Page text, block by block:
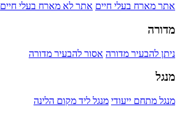
אתר מארח בעלי חיים אתר לא מארח בעלי חיים
מדורה
ניתן להבעיר מדורה אסור להבעיר מדורה
מנגל
מנגל מתחם ייעודי מנגל ליד מקום הלינה